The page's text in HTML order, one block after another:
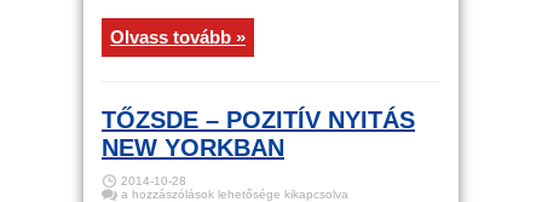
Olvass tovább »
TŐZSDE – POZITÍV NYITÁS
NEW YORKBAN
2014-10-28
Tőzsde
a hozzászólások lehetősége kikapcsolva